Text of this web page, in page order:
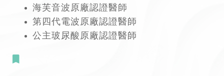
海芙音波原廠認證醫師
第四代電波原廠認證醫師
公主玻尿酸原廠認證醫師